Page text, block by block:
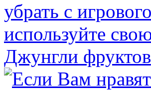
Джунгли фруктов